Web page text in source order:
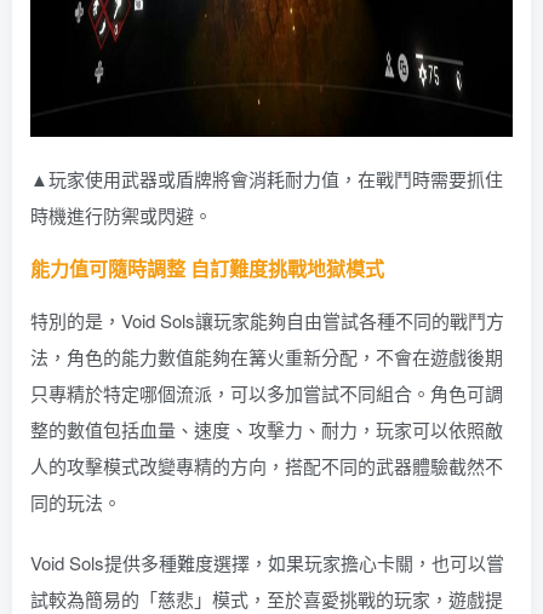
▲玩家使用武器或盾牌將會消耗耐力值，在戰鬥時需要抓住
時機進行防禦或閃避。
能力值可隨時調整 自訂難度挑戰地獄模式
特別的是，Void Sols讓玩家能夠自由嘗試各種不同的戰鬥方
法，角色的能力數值能夠在篝火重新分配，不會在遊戲後期
只專精於特定哪個流派，可以多加嘗試不同組合。角色可調
整的數值包括血量、速度、攻擊力、耐力，玩家可以依照敵
人的攻擊模式改變專精的方向，搭配不同的武器體驗截然不
同的玩法。
Void Sols提供多種難度選擇，如果玩家擔心卡關，也可以嘗
試較為簡易的「慈悲」模式，至於喜愛挑戰的玩家，遊戲提